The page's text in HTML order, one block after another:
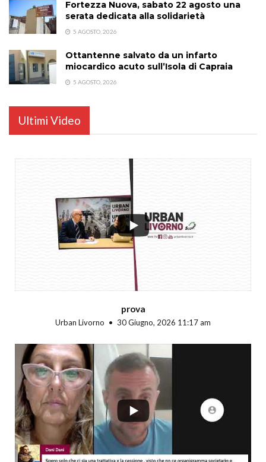
Fortezza Nuova, sabato 22 agosto una
serata dedicata alla solidarietà
5 AGOSTO, 2026
Ottantenne salvato da un infarto
miocardico acuto sull’Isola di Capraia
5 AGOSTO, 2026
Ultimi Video
prova
Urban Livorno 30 Giugno, 2026 11:17 am